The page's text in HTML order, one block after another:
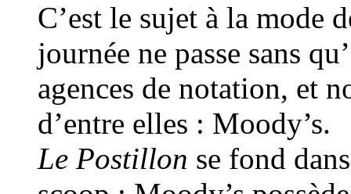
C’est le sujet à la mode
journée ne passe sans
agences de notation, et
d’entre elles : Moody’s.
Le Postillon se fond